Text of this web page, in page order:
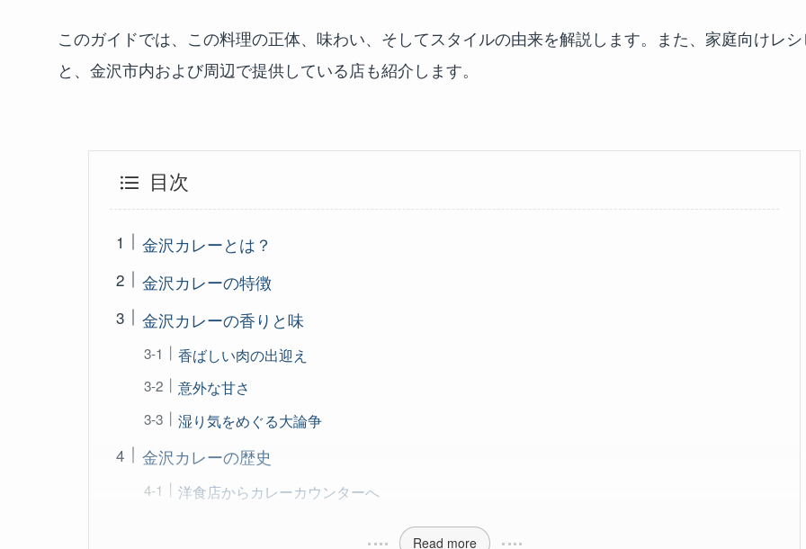
このガイドでは、この料理の正体、味わい、そしてスタイルの由来を解説します。また、家庭向けレ
と、金沢市内および周辺で提供している店も紹介します。
目次
金沢カレーとは？
金沢カレーの特徴
金沢カレーの香りと味
香ばしい肉の出迎え
意外な甘さ
湿り気をめぐる大論争
金沢カレーの歴史
洋食店からカレーカウンターへ
Read more